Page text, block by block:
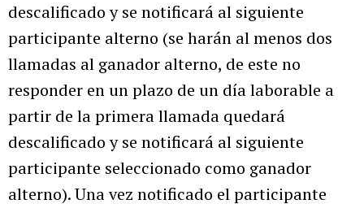
descalificado y se notificará al siguiente
participante alterno (se harán al menos dos
llamadas al ganador alterno, de este no
responder en un plazo de un día laborable a
partir de la primera llamada quedará
descalificado y se notificará al siguiente
participante seleccionado como ganador
alterno). Una vez notificado el participante